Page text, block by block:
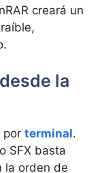
creará un
la
por terminal.
SFX basta
la orden de